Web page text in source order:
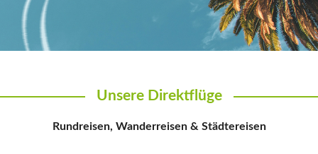
Unsere Direktflüge
Rundreisen, Wanderreisen & Städtereisen